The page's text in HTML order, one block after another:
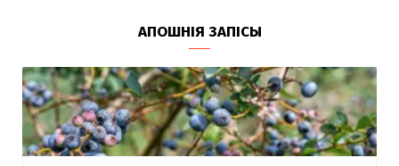
АПОШНІЯ ЗАПІСЫ